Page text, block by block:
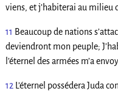
viens, et j’habiterai au milieu
11 Beaucoup de nations
deviendront mon peuple;
l’éternel des armées m’a
12 L’éternel possédera Juda